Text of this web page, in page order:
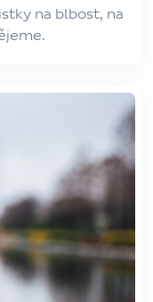
na blbost, na